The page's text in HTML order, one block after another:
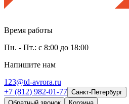
Время работы
Пн. - Пт.: с 8:00 до 18:00
Напишите нам
123@td-avrora.ru
+7 (812) 982-01-77 Санкт-Петербург